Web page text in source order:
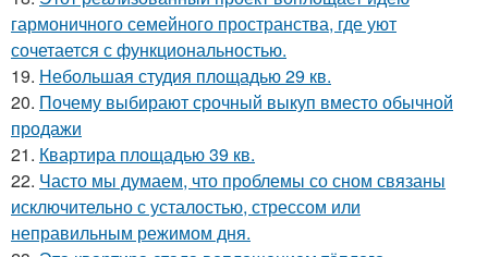
гармоничного семейного пространства, где уют
сочетается с функциональностью.
19. Небольшая студия площадью 29 кв.
20. Почему выбирают срочный выкуп вместо обычной
продажи
21. Квартира площадью 39 кв.
22. Часто мы думаем, что проблемы со сном связаны
исключительно с усталостью, стрессом или
неправильным режимом дня.